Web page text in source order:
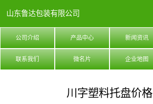
山东鲁达包装有限公司
公司介绍 产品中心 新闻资讯
联系我们 微名片 企业地图
川字塑料托盘价格